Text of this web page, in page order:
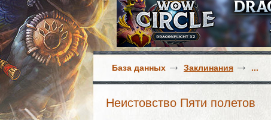
База данных Заклинания ...
Неистовство Пяти полетов